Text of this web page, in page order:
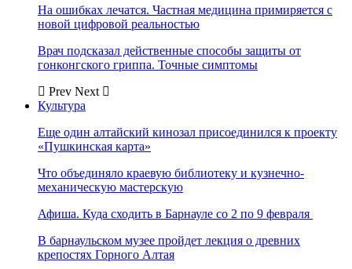
На ошибках лечатся. Частная медицина примиряется с
новой цифровой реальностью
Врач подсказал действенные способы защиты от
гонконгского гриппа. Точные симптомы
Prev Next
Культура
Еще один алтайский кинозал присоединился к проекту
«Пушкинская карта»
Что объединяло краевую библиотеку и кузнечно-
механическую мастерскую
Афиша. Куда сходить в Барнауле со 2 по 9 февраля
В барнаульском музее пройдет лекция о древних
крепостях Горного Алтая